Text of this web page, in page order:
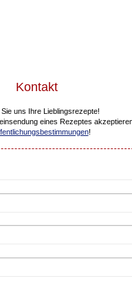
Kontakt
uns Ihre Lieblingsrezepte!
eines Rezeptes
!